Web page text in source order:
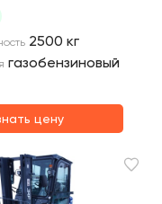
2500 кг
газобензиновый
цену